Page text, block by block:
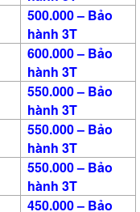
500.000 – Bảo
hành 3T
600.000 – Bảo
hành 3T
550.000 – Bảo
hành 3T
550.000 – Bảo
hành 3T
550.000 – Bảo
hành 3T
450.000 – Bảo